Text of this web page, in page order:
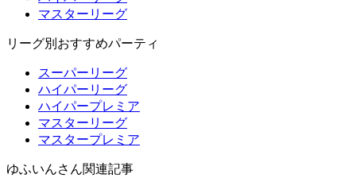
マスターリーグ
リーグ別おすすめパーティ
スーパーリーグ
ハイパーリーグ
ハイパープレミア
マスターリーグ
マスタープレミア
ゆふいんさん関連記事